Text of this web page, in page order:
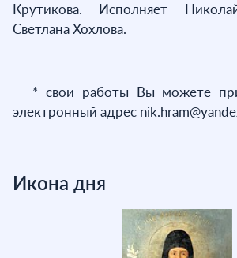
Крутикова. Исполняет
Светлана Хохлова.
* свои работы Вы можете
электронный адрес
Икона дня